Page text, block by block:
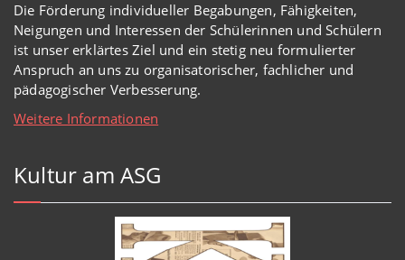
Die Förderung individueller Begabungen, Fähigkeiten,
Neigungen und Interessen der Schülerinnen und Schülern
ist unser erklärtes Ziel und ein stetig neu formulierter
Anspruch an uns zu organisatorischer, fachlicher und
pädagogischer Verbesserung.
Weitere Informationen
Kultur am ASG